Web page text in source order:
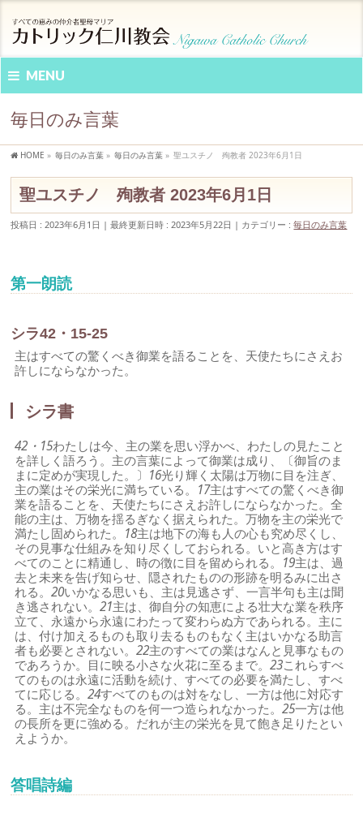
MENU
毎日のみ言葉
HOME » 毎日のみ言葉 » 毎日のみ言葉 » 聖ユスチノ 殉教者 2023年6月1日
聖ユスチノ 殉教者 2023年6月1日
投稿日 : 2023年6月1日 最終更新日時 : 2023年5月22日 カテゴリー :毎日のみ言葉
第一朗読
シラ42・15-25
主はすべての驚くべき御業を語ることを、天使たちにさえお
許しにならなかった。
シラ書
42・15わたしは今、主の業を思い浮かべ、わたしの見たこと
を詳しく語ろう。主の言葉によって御業は成り、〔御旨のま
まに定めが実現した。〕 16光り輝く太陽は万物に目を注ぎ、
主の業はその栄光に満ちている。 17主はすべての驚くべき御
業を語ることを、天使たちにさえお許しにならなかった。全
能の主は、万物を揺るぎなく据えられた。万物を主の栄光で
満たし固められた。 18主は地下の海も人の心も究め尽くし、
その見事な仕組みを知り尽くしておられる。いと高き方はす
べてのことに精通し、時の徴に目を留められる。 19主は、過
去と未来を告げ知らせ、隠されたものの形跡を明るみに出さ
れる。20いかなる思いも、主は見逃さず、一言半句も主は聞
き逃されない。21主は、御自分の知恵による壮大な業を秩序
立て、永遠から永遠にわたって変わらぬ方であられる。主に
は、付け加えるものも取り去るものもなく主はいかなる助言
者も必要とされない。22主のすべての業はなんと見事なもの
であろうか。目に映る小さな火花に至るまで。23これらすべ
てのものは永遠に活動を続け、すべての必要を満たし、すべ
てに応じる。24すべてのものは対をなし、一方は他に対応す
る。主は不完全なものを何一つ造られなかった。25一方は他
の長所を更に強める。だれが主の栄光を見て飽き足りたとい
えようか。
答唱詩編